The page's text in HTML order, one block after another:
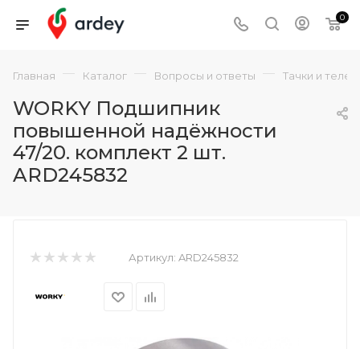
0
Главная — Каталог — Вопросы и ответы — Тачки и
WORKY Подшипник
повышенной надёжности
47/20. комплект 2 шт.
ARD245832
Артикул: ARD245832